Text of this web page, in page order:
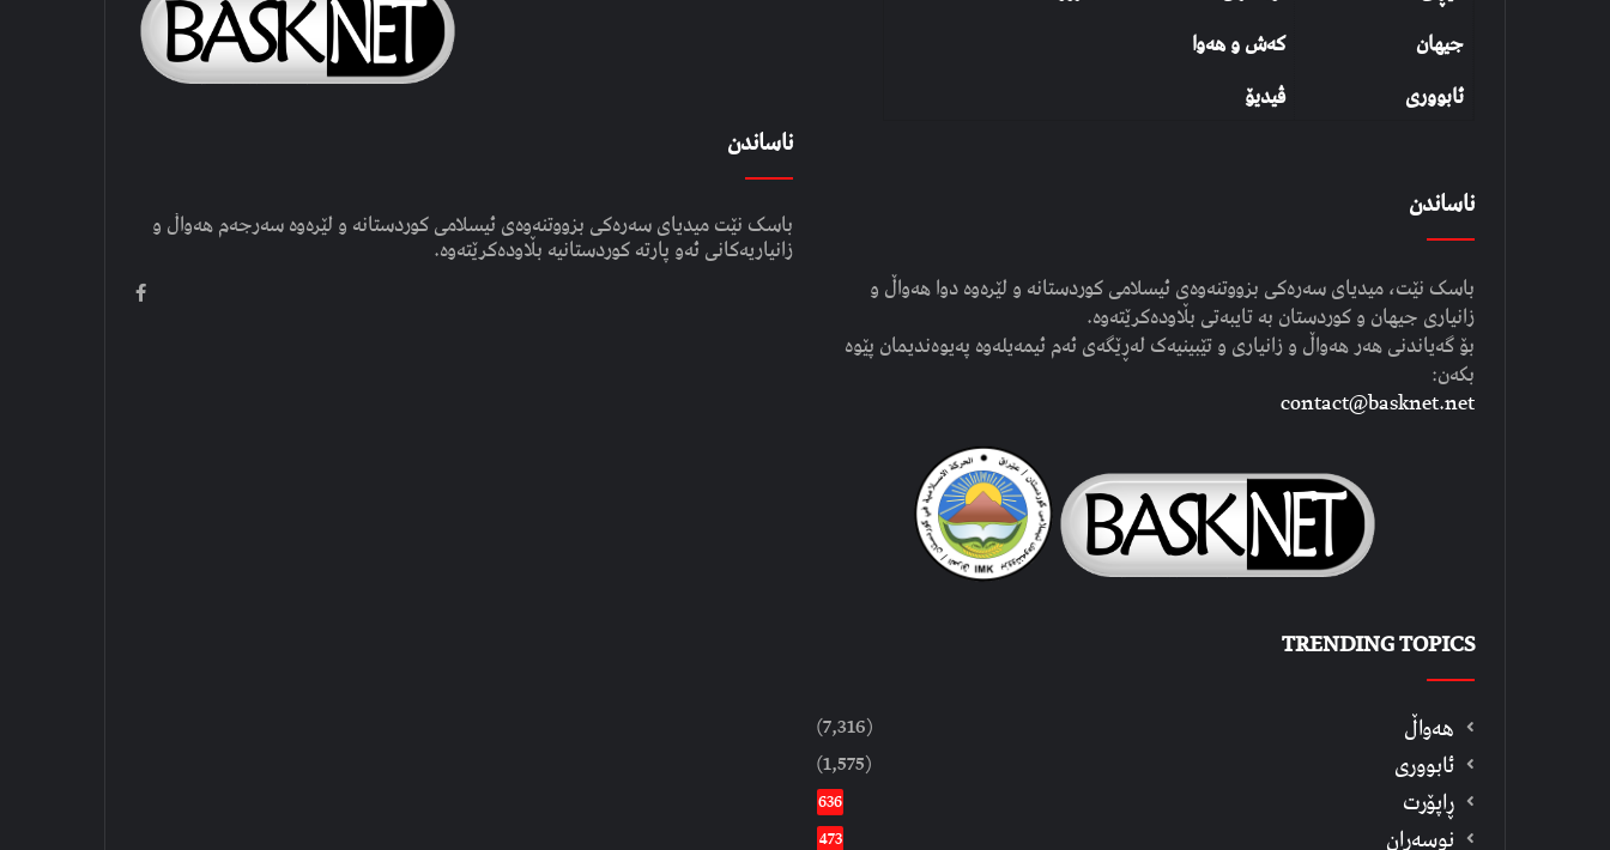
جیهان
ئابووری
کەش و هەوا
ڤیدیۆ
ناساندن
باسک نێت، میدیای سەرەکی بزووتنەوەی ئیسلامی کوردستانە و لێرەوە دوا هەواڵ و
زانیاری جیهان و کوردستان بە تایبەتی بڵاودەکرێتەوە.
بۆ گەیاندنی هەر هەواڵ و زانیاری و تێبینیەک لەڕێگەی ئەم ئیمەیلەوە پەیوەندیمان پێوە
بکەن:
contact@basknet.net
TRENDING TOPICS
هەواڵ (7,316)
ئابووری (1,575)
ڕاپۆرت 636
نوسەران 473
ناساندن
باسک نێت میدیای سەرەکی بزووتنەوەی ئیسلامی کوردستانە و لێرەوە سەرجەم هەواڵ و
زانیاریەکانی ئەو پارتە کوردستانیە بڵاودەکرێتەوە.